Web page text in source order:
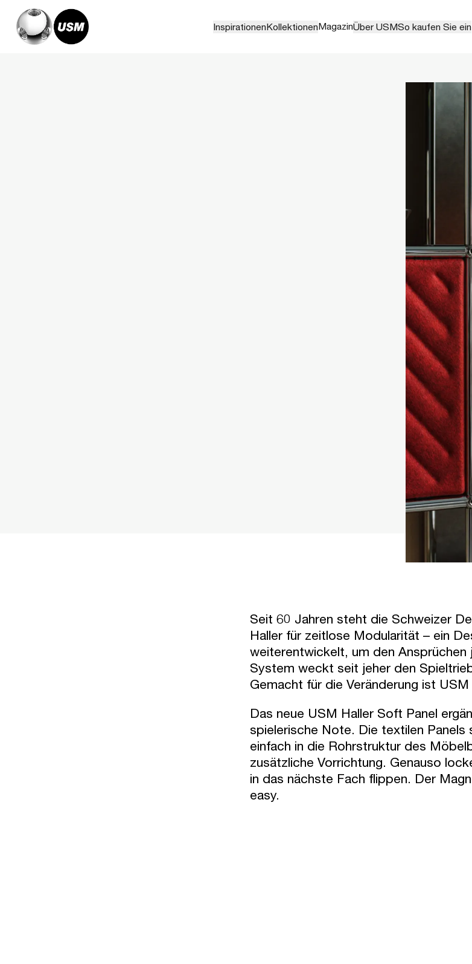
InspirationenKollektionenMagazinÜber USMSo kaufen Sie ein
Seit 60 Jahren steht die Schweizer
Haller für zeitlose Modularität – ein
weiterentwickelt, um den
System weckt seit jeher den
Gemacht für die Veränderung ist
Das neue USM Haller Soft Panel
spielerische Note. Die textilen Panels
einfach in die Rohrstruktur des
zusätzliche Vorrichtung. Genauso
in das nächste Fach flippen. Der
easy.